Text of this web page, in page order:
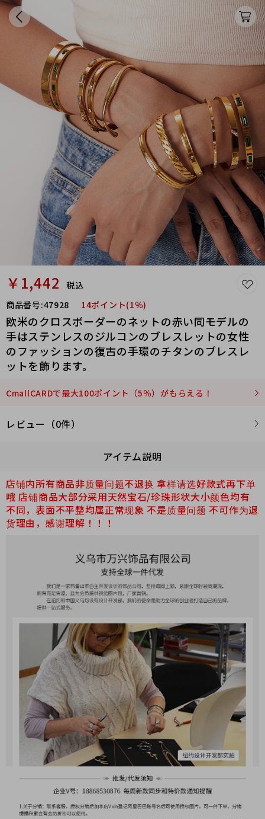
￥1,442
税込
商品番号:47928 14ポイント(1％)
欧米のクロスボーダーのネットの赤い同モデルの
手はステンレスのジルコンのブレスレットの女性
のファッションの復古の手環のチタンのブレスレ
ットを飾ります。
CmallCARDで最大100ポイント（5％）がもらえる！
レビュー（0件）
アイテム説明
店铺内所有商品非质量问题不退换 拿样请选好款式再下单
哦 店铺商品大部分采用天然宝石/珍珠形状大小颜色均有
不同，表面不平整均属正常现象 不是质量问题 不可作为退
货理由，感谢理解！！！